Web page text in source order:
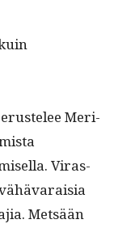
Meri-
Viras­
Met­sään